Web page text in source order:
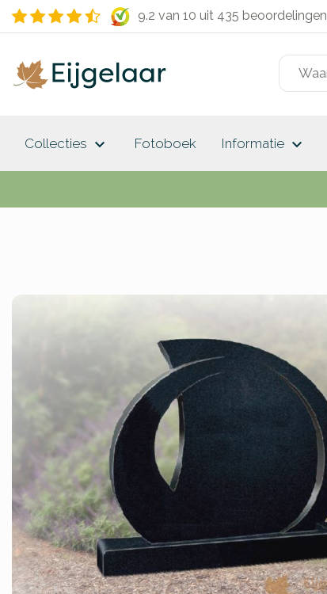
9.2 van 10 uit 435 beoordelingen
Collecties keyboard_arrow_down Fotoboek Informatie keyboard_arrow_down